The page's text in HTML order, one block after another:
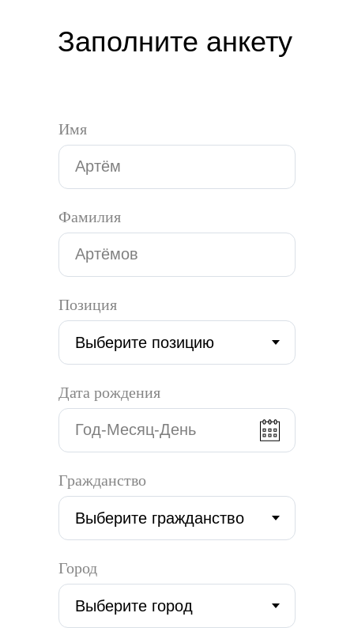
Заполните анкету
Имя
Фамилия
Позиция
Дата рождения
Гражданство
Город